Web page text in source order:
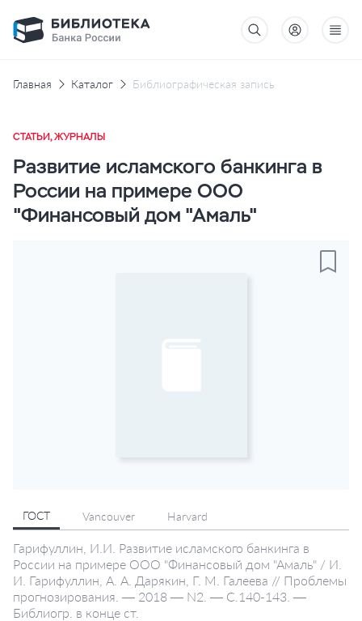
Главная Каталог Библиографическая запись
СТАТЬИ, ЖУРНАЛЫ
Развитие исламского банкинга в
России на примере ООО
"Финансовый дом "Амаль"
ГОСТ Vancouver Harvard
Гарифуллин, И.И. Развитие исламского банкинга в
России на примере ООО "Финансовый дом "Амаль" / И.
И. Гарифуллин, А. А. Дарякин, Г. М. Галеева // Проблемы
прогнозирования. — 2018 — N2. — С.140-143. —
Библиогр. в конце ст.